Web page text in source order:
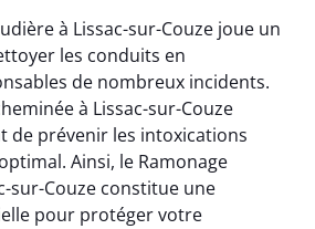
à Lissac-sur-Couze joue un
les conduits en
de nombreux incidents.
à Lissac-sur-Couze
de prévenir les intoxications
Ainsi, le Ramonage
sur-Couze constitue une
pour protéger votre